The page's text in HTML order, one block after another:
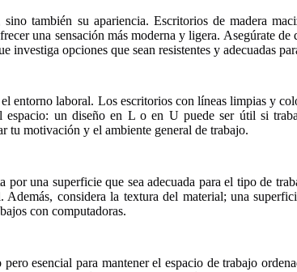
también su apariencia. Escritorios de madera
una sensación más moderna y ligera. Asegúrate
investiga opciones que sean resistentes y adecuadas
entorno laboral. Los escritorios con líneas limpias y
un diseño en L o en U puede ser útil si
tu motivación y el ambiente general de trabajo.
una superficie que sea adecuada para el tipo de
considera la textura del material; una
con computadoras.
esencial para mantener el espacio de trabajo